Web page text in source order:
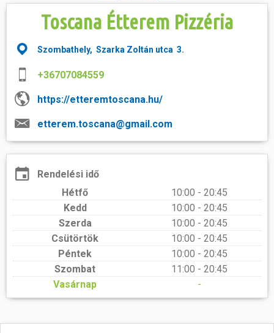
Toscana Étterem Pizzéria
Szombathely, Szarka Zoltán utca 3.
+36707084559
https://etteremtoscana.hu/
etterem.toscana@gmail.com
Rendelési idő
Hétfő
10:00 - 20:45
Kedd
10:00 - 20:45
Szerda
10:00 - 20:45
Csütörtök
10:00 - 20:45
Péntek
10:00 - 20:45
Szombat
11:00 - 20:45
Vasárnap
-